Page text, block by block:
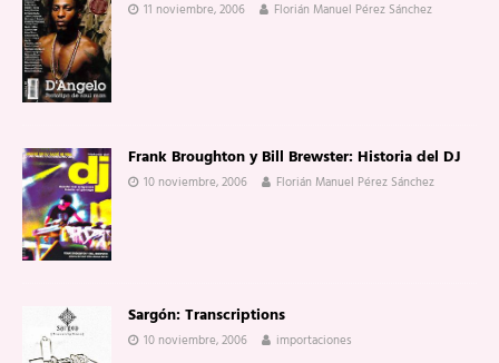
11 noviembre, 2006 Florián Manuel Pérez Sánchez
Frank Broughton y Bill Brewster: Historia del DJ
10 noviembre, 2006 Florián Manuel Pérez Sánchez
Sargón: Transcriptions
10 noviembre, 2006 importaciones